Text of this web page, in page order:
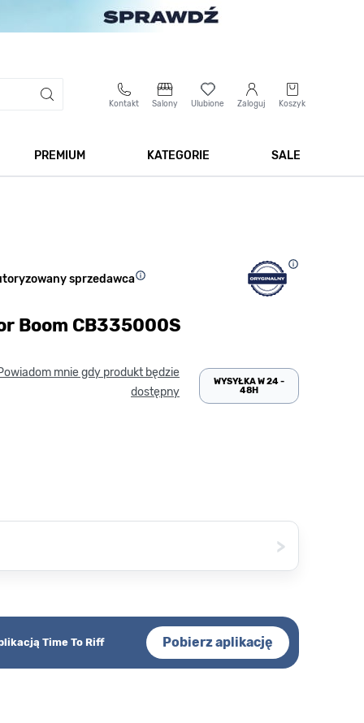
Kontakt Salony Ulubione Zaloguj Koszyk
PREMIUM
KATEGORIE
SALE
sprzedawca
Boom CB335000S
mnie gdy produkt będzie
dostępny
WYSYŁKA W 24 -
48H
>
Time To Riff Pobierz aplikację